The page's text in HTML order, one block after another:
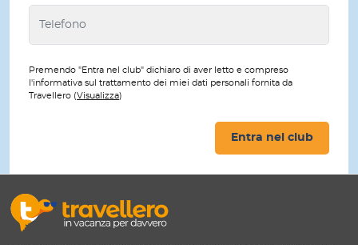
Premendo "Entra nel club" dichiaro di aver letto e compreso
l'informativa sul trattamento dei miei dati personali fornita da
Travellero (Visualizza)
Entra nel club